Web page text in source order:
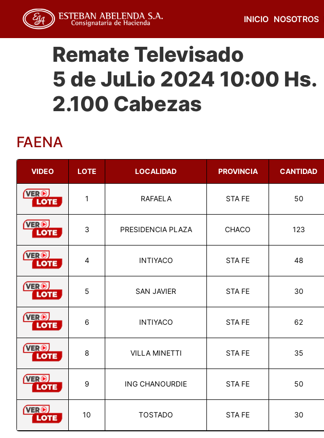
INICIO NOSOTROS
Remate Televisado
5 de JuLio 2024 10:00 Hs.
2.100 Cabezas
FAENA
VIDEO LOTE LOCALIDAD PROVINCIA CANTIDAD
1 RAFAELA STA FE 50
3 PRESIDENCIA PLAZA CHACO 123
4 INTIYACO STA FE 48
5 SAN JAVIER STA FE 30
6 INTIYACO STA FE 62
8 VILLA MINETTI STA FE 35
9 ING CHANOURDIE STA FE 50
10 TOSTADO STA FE 30